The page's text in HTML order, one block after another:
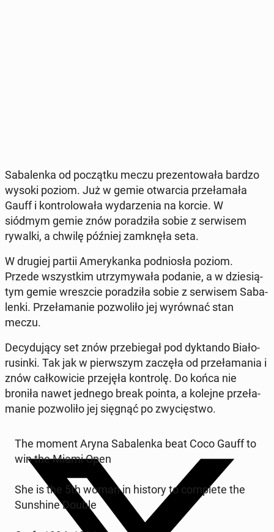
Sa­ba­len­ka od po­cząt­ku meczu pre­zen­to­wa­ła bardzo
wysoki poziom. Już w gemie otwar­cia prze­ła­ma­ła
Gauff i kon­tro­lo­wa­ła wy­da­rze­nia na korcie. W
siódmym gemie znów po­ra­dzi­ła sobie z ser­wi­sem
rywalki, a chwilę później za­mknę­ła seta.
W drugiej partii Ame­ry­kan­ka pod­nio­sła poziom.
Przede wszyst­kim utrzy­my­wa­ła podanie, a w dzie­sią­
tym gemie wresz­cie po­ra­dzi­ła sobie z ser­wi­sem Sa­ba­
len­ki. Prze­ła­ma­nie po­zwo­li­ło jej wy­rów­nać stan
meczu.
De­cy­du­ją­cy set znów prze­bie­gał pod dyk­tan­do Bia­ło­
ru­sin­ki. Tak jak w pierw­szym zaczęła od prze­ła­ma­nia i
znów cał­ko­wi­cie prze­ję­ła kon­tro­lę. Do końca nie
broniła nawet jednego break pointa, a kolejne prze­ła­
ma­nie po­zwo­li­ło jej sięgnąć po zwy­cię­stwo.
The moment Aryna Sa­ba­len­ka beat Coco Gauff to
win the Miami Open
She is the 5th woman in history to com­ple­te the
Sun­shi­ne Double